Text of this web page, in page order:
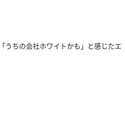
ちの会社ホワイトかも」と感じたエ